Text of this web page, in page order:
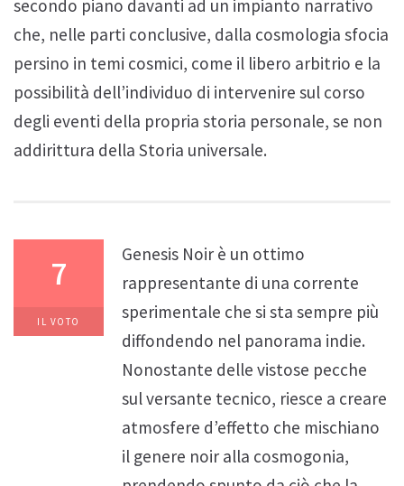
secondo piano davanti ad un impianto narrativo
che, nelle parti conclusive, dalla cosmologia sfocia
persino in temi cosmici, come il libero arbitrio e la
possibilità dell’individuo di intervenire sul corso
degli eventi della propria storia personale, se non
addirittura della Storia universale.
7
IL VOTO
Genesis Noir è un ottimo
rappresentante di una corrente
sperimentale che si sta sempre più
diffondendo nel panorama indie.
Nonostante delle vistose pecche
sul versante tecnico, riesce a creare
atmosfere d’effetto che mischiano
il genere noir alla cosmogonia,